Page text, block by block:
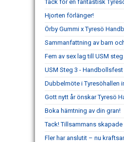
Tack för en fantastisk
Hjorten förlänger!
Örby Gummi x Tyresö
Sammanfattning av barn
Fem av sex lag till USM steg
USM Steg 3 -
Dubbelmöte i Tyresöhallen
Gott nytt år önskar Tyresö
Boka hämtning av din gran!
Tack! Tillsammans skapade
Fler har anslutit – nu